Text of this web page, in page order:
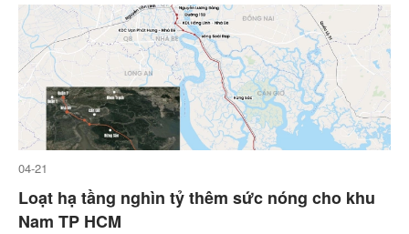
04-21
Loạt hạ tầng nghìn tỷ thêm sức nóng cho khu
Nam TP HCM